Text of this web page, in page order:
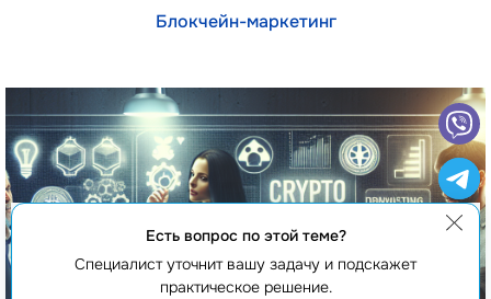
Блокчейн-маркетинг
Есть вопрос по этой теме?
Специалист уточнит вашу задачу и подскажет
практическое решение.